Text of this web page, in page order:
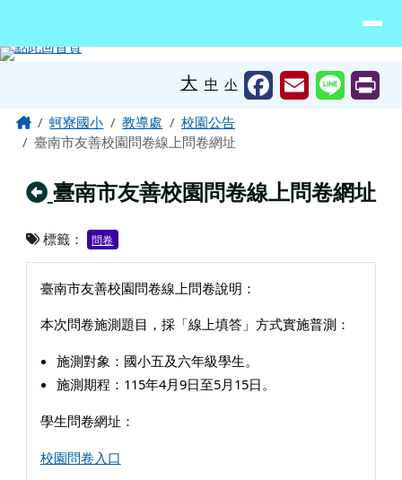
大 中 小
主內容區域
Home蚵寮國小 教導處
校園公告
臺南市友善校園問卷線上問卷網址
回上頁
臺南市友善校園問卷線上問卷網址
標籤： 問卷
臺南市友善校園問卷線上問卷說明：
本次問卷施測題目，採「線上填答」方式實施普測：
施測對象：國小五及六年級學生。
施測期程：115年4月9日至5月15日。
學生問卷網址：
校園問卷入口
頁尾區域